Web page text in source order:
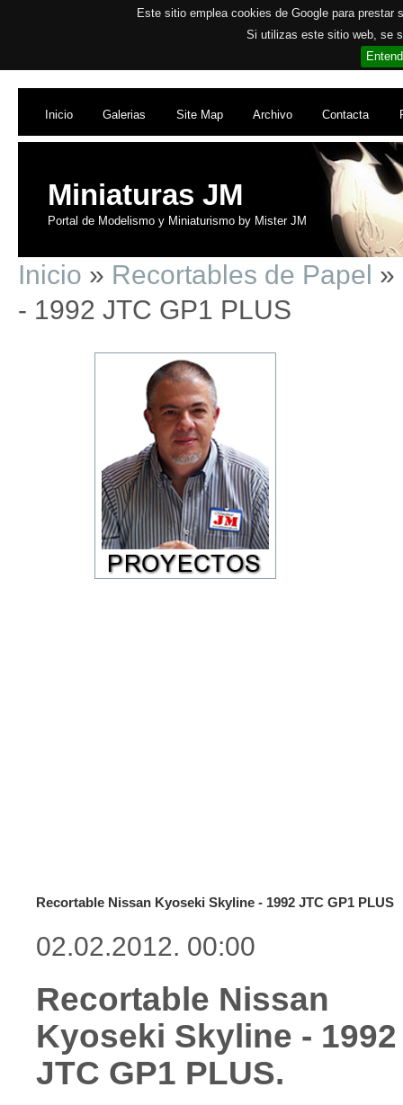
Este sitio emplea cookies de Google para
Si utilizas este sitio web, se
Inicio Galerias Site Map Archivo Contacta
Miniaturas JM
Portal de Modelismo y Miniaturismo by Mister JM
Inicio » Recortables de Papel »
- 1992 JTC GP1 PLUS
Recortable Nissan Kyoseki Skyline - 1992 JTC GP1 PLUS
02.02.2012. 00:00
Recortable Nissan
Kyoseki Skyline - 1992
JTC GP1 PLUS.